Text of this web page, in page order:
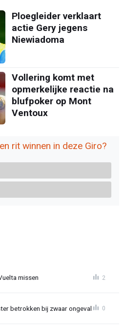
Ploegleider verklaart
actie Gery jegens
Niewiadoma
Vollering komt met
opmerkelijke reactie na
blufpoker op Mont
Ventoux
rit winnen in deze Giro?
missen 2
betrokken bij zwaar ongeval 0